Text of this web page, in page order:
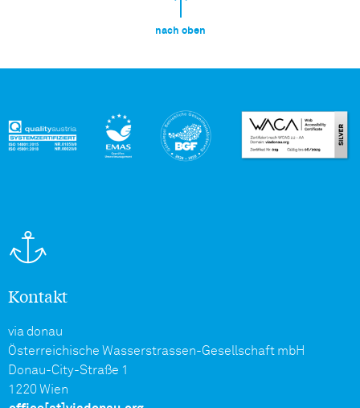
nach oben
Kontakt
via donau
Österreichische Wasserstrassen-Gesellschaft mbH
Donau-City-Straße 1
1220 Wien